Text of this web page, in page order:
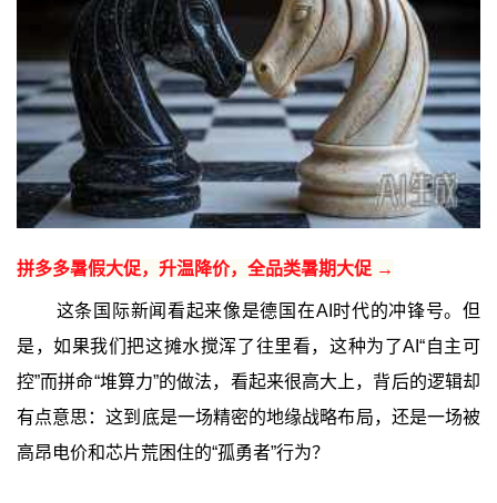
拼多多暑假大促，升温降价，全品类暑期大促 →
这条国际新闻看起来像是德国在AI时代的冲锋号。但
是，如果我们把这摊水搅浑了往里看，这种为了AI“自主可
控”而拼命“堆算力”的做法，看起来很高大上，背后的逻辑却
有点意思：这到底是一场精密的地缘战略布局，还是一场被
高昂电价和芯片荒困住的“孤勇者”行为？